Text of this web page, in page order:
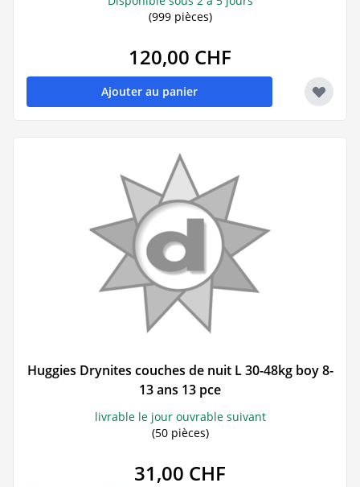
(999 pièces)
120,00 CHF
Ajouter au panier
Huggies Drynites couches de nuit L 30-48kg boy 8-
13 ans 13 pce
livrable le jour ouvrable suivant
(50 pièces)
31,00 CHF